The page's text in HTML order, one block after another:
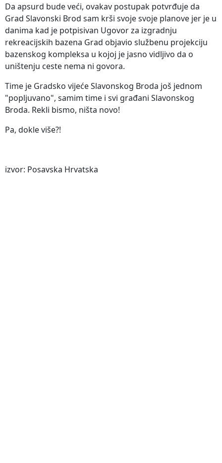
Da apsurd bude veći, ovakav postupak potvrđuje da
Grad Slavonski Brod sam krši svoje svoje planove jer je u
danima kad je potpisivan Ugovor za izgradnju
rekreacijskih bazena Grad objavio službenu projekciju
bazenskog kompleksa u kojoj je jasno vidljivo da o
uništenju ceste nema ni govora.
Time je Gradsko vijeće Slavonskog Broda još jednom
"popljuvano", samim time i svi građani Slavonskog
Broda. Rekli bismo, ništa novo!
Pa, dokle više?!
izvor: Posavska Hrvatska